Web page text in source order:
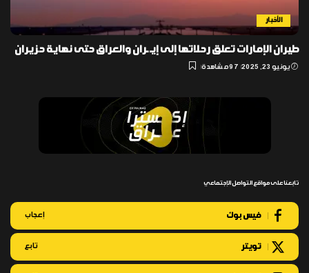
الأخبار
طيران الإمارات تعلق رحلاتها إلى إيـ ـران والعراق حتى نهاية حزيران
يونيو 23, 2025 97 مشاهدة
تابعنا على مواقع التواصل الإجتماعي
فيس بوك إعجاب
تويتر تابع